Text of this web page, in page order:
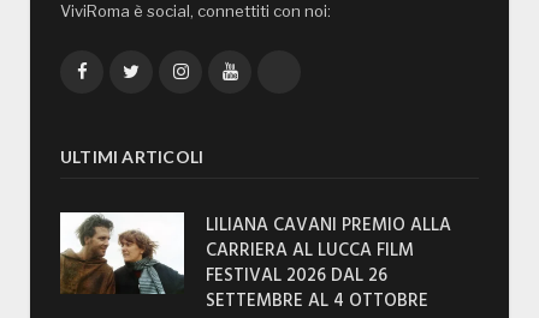
ViviRoma è social, connettiti con noi:
FacebookTwitterInstagramYouTube
ULTIMI ARTICOLI
LILIANA CAVANI PREMIO ALLA
CARRIERA AL LUCCA FILM
FESTIVAL 2026 DAL 26
SETTEMBRE AL 4 OTTOBRE